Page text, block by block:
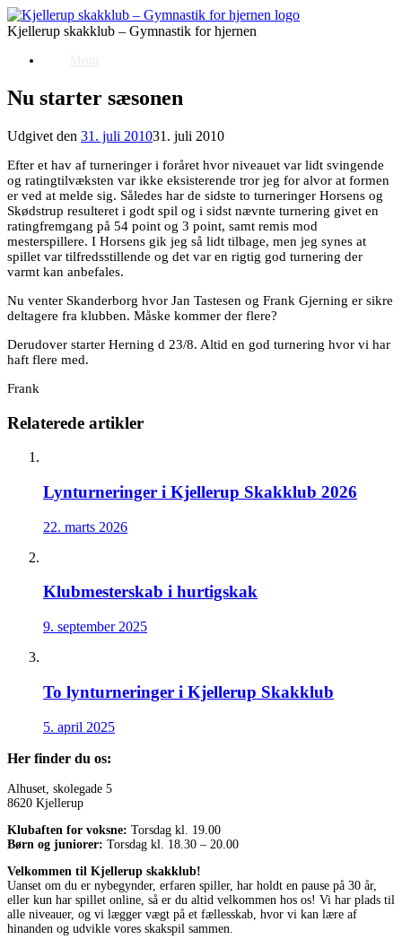
Gå
til
Kjellerup skakklub – Gymnastik for hjernen
Nu starter sæsonen
Udgivet den 31. juli 201031. juli 2010
Efter et hav af turneringer i foråret hvor niveauet var lidt svingende
og ratingtilvæksten var ikke eksisterende tror jeg for alvor at formen
er ved at melde sig. Således har de sidste to turneringer Horsens og
Skødstrup resulteret i godt spil og i sidst nævnte turnering givet en
ratingfremgang på 54 point og 3 point, samt remis mod
mesterspillere. I Horsens gik jeg så lidt tilbage, men jeg synes at
spillet var tilfredsstillende og det var en rigtig god turnering der
varmt kan anbefales.
Nu venter Skanderborg hvor Jan Tastesen og Frank Gjerning er sikre
deltagere fra klubben. Måske kommer der flere?
Derudover starter Herning d 23/8. Altid en god turnering hvor vi har
haft flere med.
Frank
Relaterede artikler
Lynturneringer i Kjellerup Skakklub 2026
22. marts 2026
Klubmesterskab i hurtigskak
9. september 2025
To lynturneringer i Kjellerup Skakklub
5. april 2025
Her finder du os:
Alhuset, skolegade 5
8620 Kjellerup
Klubaften for voksne: Torsdag kl. 19.00
Børn og juniorer: Torsdag kl. 18.30 – 20.00
Velkommen til Kjellerup skakklub!
Uanset om du er nybegynder, erfaren spiller, har holdt en pause på 30 år,
eller kun har spillet online, så er du altid velkommen hos os! Vi har plads til
alle niveauer, og vi lægger vægt på et fællesskab, hvor vi kan lære af
hinanden og udvikle vores skakspil sammen.